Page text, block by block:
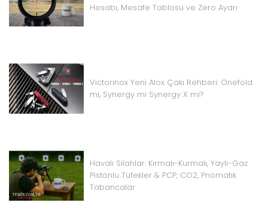
Hesabı, Mesafe Tablosu ve Zero Ayarı
Victorinox Yeni Alox Çakı Rehberi: Onefold
mi, Synergy mi Synergy X mi?
Havalı Silahlar: Kırmalı-Kurmalı, Yaylı-Gaz
Pistonlu Tüfekler & PCP, CO2, Pnömatik
Tabancalar